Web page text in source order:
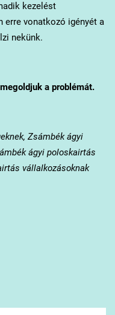
kezelést
erre vonatkozó igényét a
nekünk.
a problémát.
Zsámbék ágyi
ágyi poloskairtás
vállalkozásoknak